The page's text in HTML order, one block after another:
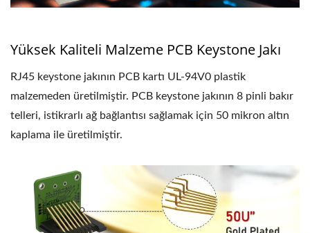
Yüksek Kaliteli Malzeme PCB Keystone Jakı
RJ45 keystone jakının PCB kartı UL-94V0 plastik
malzemeden üretilmiştir. PCB keystone jakının 8 pinli bakır
telleri, istikrarlı ağ bağlantısı sağlamak için 50 mikron altın
kaplama ile üretilmiştir.